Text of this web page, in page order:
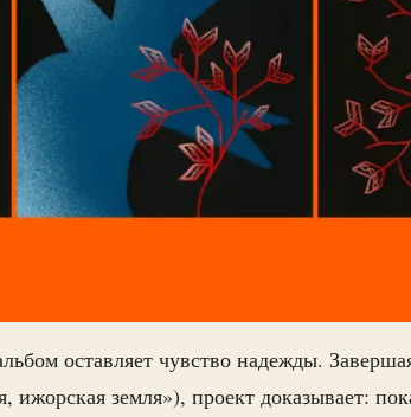
оставляет чувство надежды.
ижорская земля»), проект доказывает: